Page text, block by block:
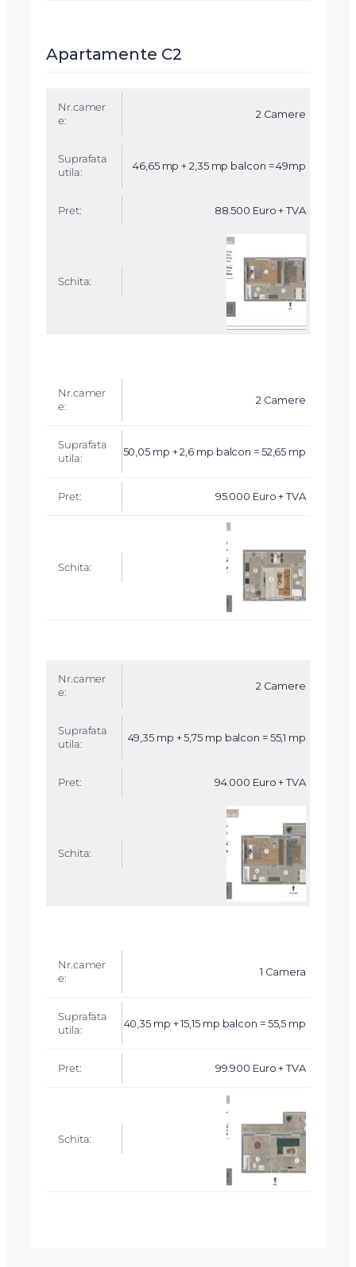
Apartamente C2
r.
m
e
a
a
l
c
n
t
2 Camere
46,65 mp + 2,35 mp balcon = 49mp
88.500 Euro + TVA
2 Camere
50,05 mp + 2,6 mp balcon = 52,65 mp
95.000 Euro + TVA
2 Camere
49,35 mp + 5,75 mp balcon = 55,1 mp
94.000 Euro + TVA
1 Camera
40,35 mp + 15,15 mp balcon = 55,5 mp
99.900 Euro + TVA